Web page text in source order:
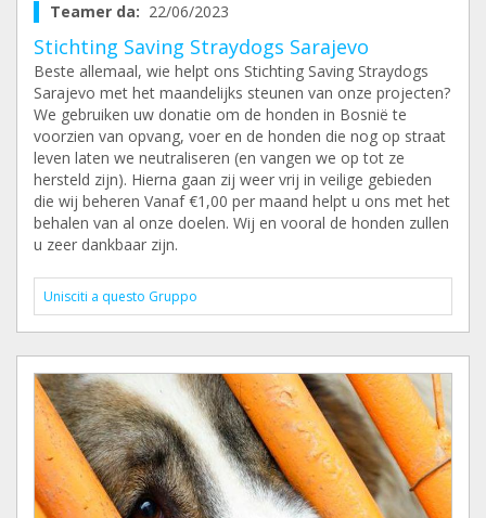
Teamer da: 22/06/2023
Stichting Saving Straydogs Sarajevo
Beste allemaal, wie helpt ons Stichting Saving Straydogs
Sarajevo met het maandelijks steunen van onze projecten?
We gebruiken uw donatie om de honden in Bosnië te
voorzien van opvang, voer en de honden die nog op straat
leven laten we neutraliseren (en vangen we op tot ze
hersteld zijn). Hierna gaan zij weer vrij in veilige gebieden
die wij beheren Vanaf €1,00 per maand helpt u ons met het
behalen van al onze doelen. Wij en vooral de honden zullen
u zeer dankbaar zijn.
Unisciti a questo Gruppo